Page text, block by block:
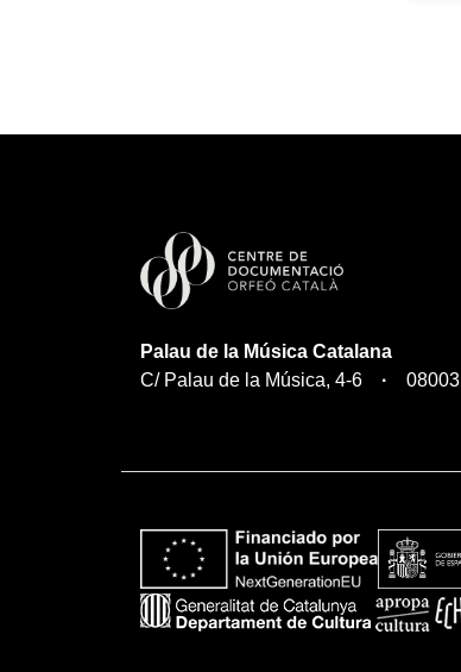
Palau de la Música Catalana
C/ Palau de la Música, 4-6
08003